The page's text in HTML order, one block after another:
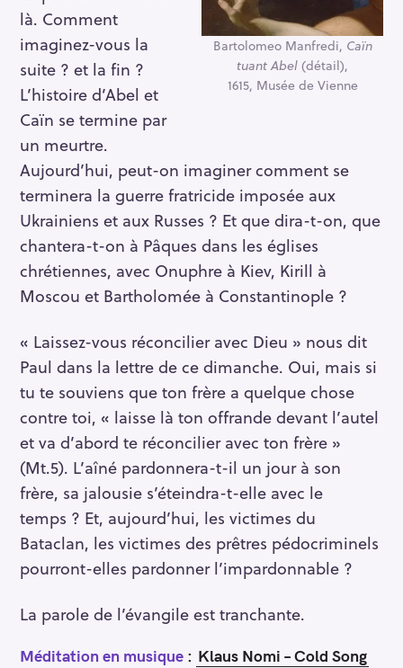
Bartolomeo Manfredi, Caïn
tuant Abel(détail),
1615, Musée de Vienne
là. Comment
imaginez-vous la
suite ? et la fin ?
L’histoire d’Abel et
Caïn se termine par
un meurtre.
Aujourd’hui, peut-on imaginer comment se
terminera la guerre fratricide imposée aux
Ukrainiens et aux Russes ? Et que dira-t-on, que
chantera-t-on à Pâques dans les églises
chrétiennes, avec Onuphre à Kiev, Kirill à
Moscou et Bartholomée à Constantinople ?
« Laissez-vous réconcilier avec Dieu » nous dit
Paul dans la lettre de ce dimanche. Oui, mais si
tu te souviens que ton frère a quelque chose
contre toi, « laisse là ton offrande devant l’autel
et va d’abord te réconcilier avec ton frère »
(Mt.5). L’aîné pardonnera-t-il un jour à son
frère, sa jalousie s’éteindra-t-elle avec le
temps ? Et, aujourd’hui, les victimes du
Bataclan, les victimes des prêtres pédocriminels
pourront-elles pardonner l’impardonnable ?
La parole de l’évangile est tranchante.
Méditation en musique : Klaus Nomi – Cold Song